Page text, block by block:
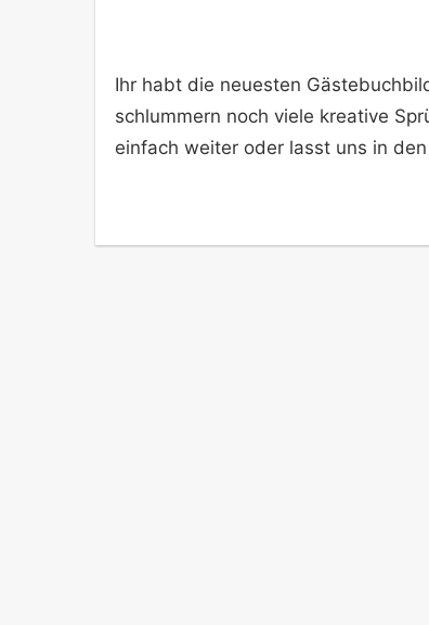
Ihr habt die neuesten
schlummern noch viele kreative
einfach weiter oder lasst uns in